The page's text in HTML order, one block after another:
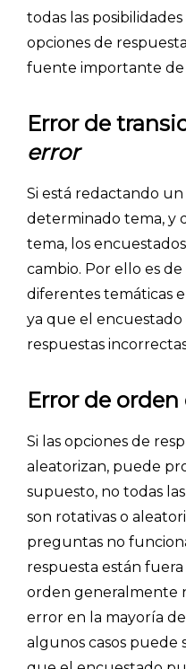
todas las
opciones de
fuente importante de
Error de
error
Si está redactando
determinado tema, y
tema, los
cambio. Por ello es
diferentes temáticas
ya que el
respuestas
Error de orden
Si las opciones de
aleatorizan, puede
supuesto, no todas
son rotativas o
preguntas no
respuesta están
orden generalmente
error en la mayoría
algunos casos puede